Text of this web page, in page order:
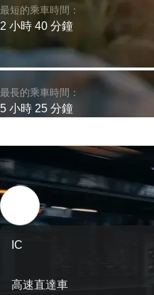
最短的乘車時間：
2 小時 40 分鐘
最長的乘車時間：
5 小時 25 分鐘
IC
高速直達車